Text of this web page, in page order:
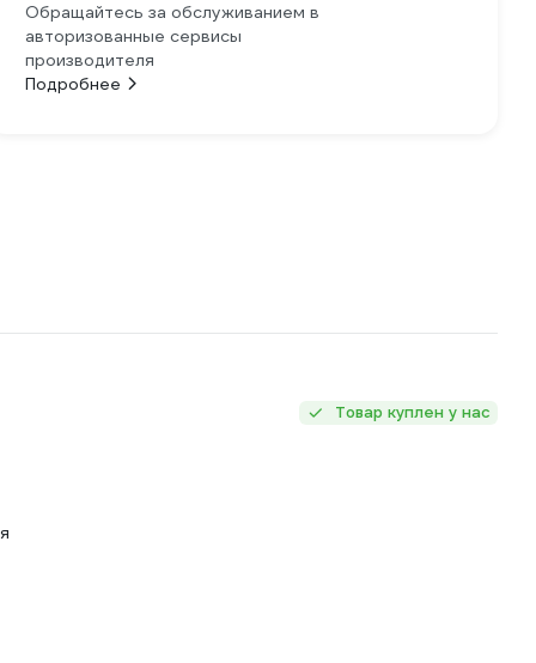
Обращайтесь за обслуживанием в
авторизованные сервисы
производителя
Подробнее
Товар куплен у нас